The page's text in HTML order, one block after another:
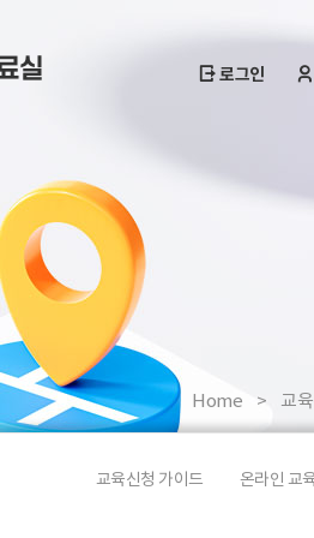
실 로그인
Home 교
교육신청 가이드 온라인 교